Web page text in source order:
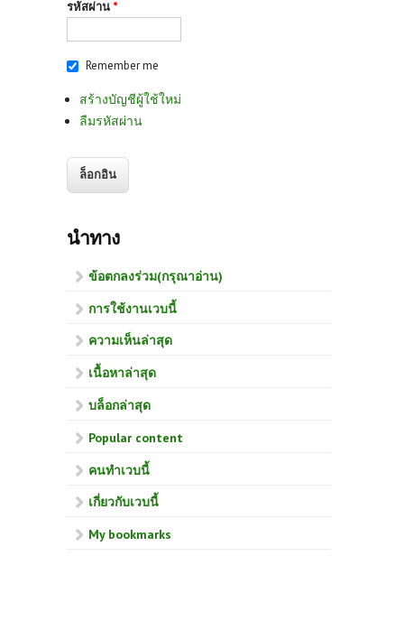
รหัสผ่าน *
Remember me
สร้างบัญชีผู้ใช้ใหม่
ลืมรหัสผ่าน
นำทาง
ข้อตกลงร่วม(กรุณาอ่าน)
การใช้งานเวบนี้
ความเห็นล่าสุด
เนื้อหาล่าสุด
บล็อกล่าสุด
Popular content
คนทำเวบนี้
เกี่ยวกับเวบนี้
My bookmarks